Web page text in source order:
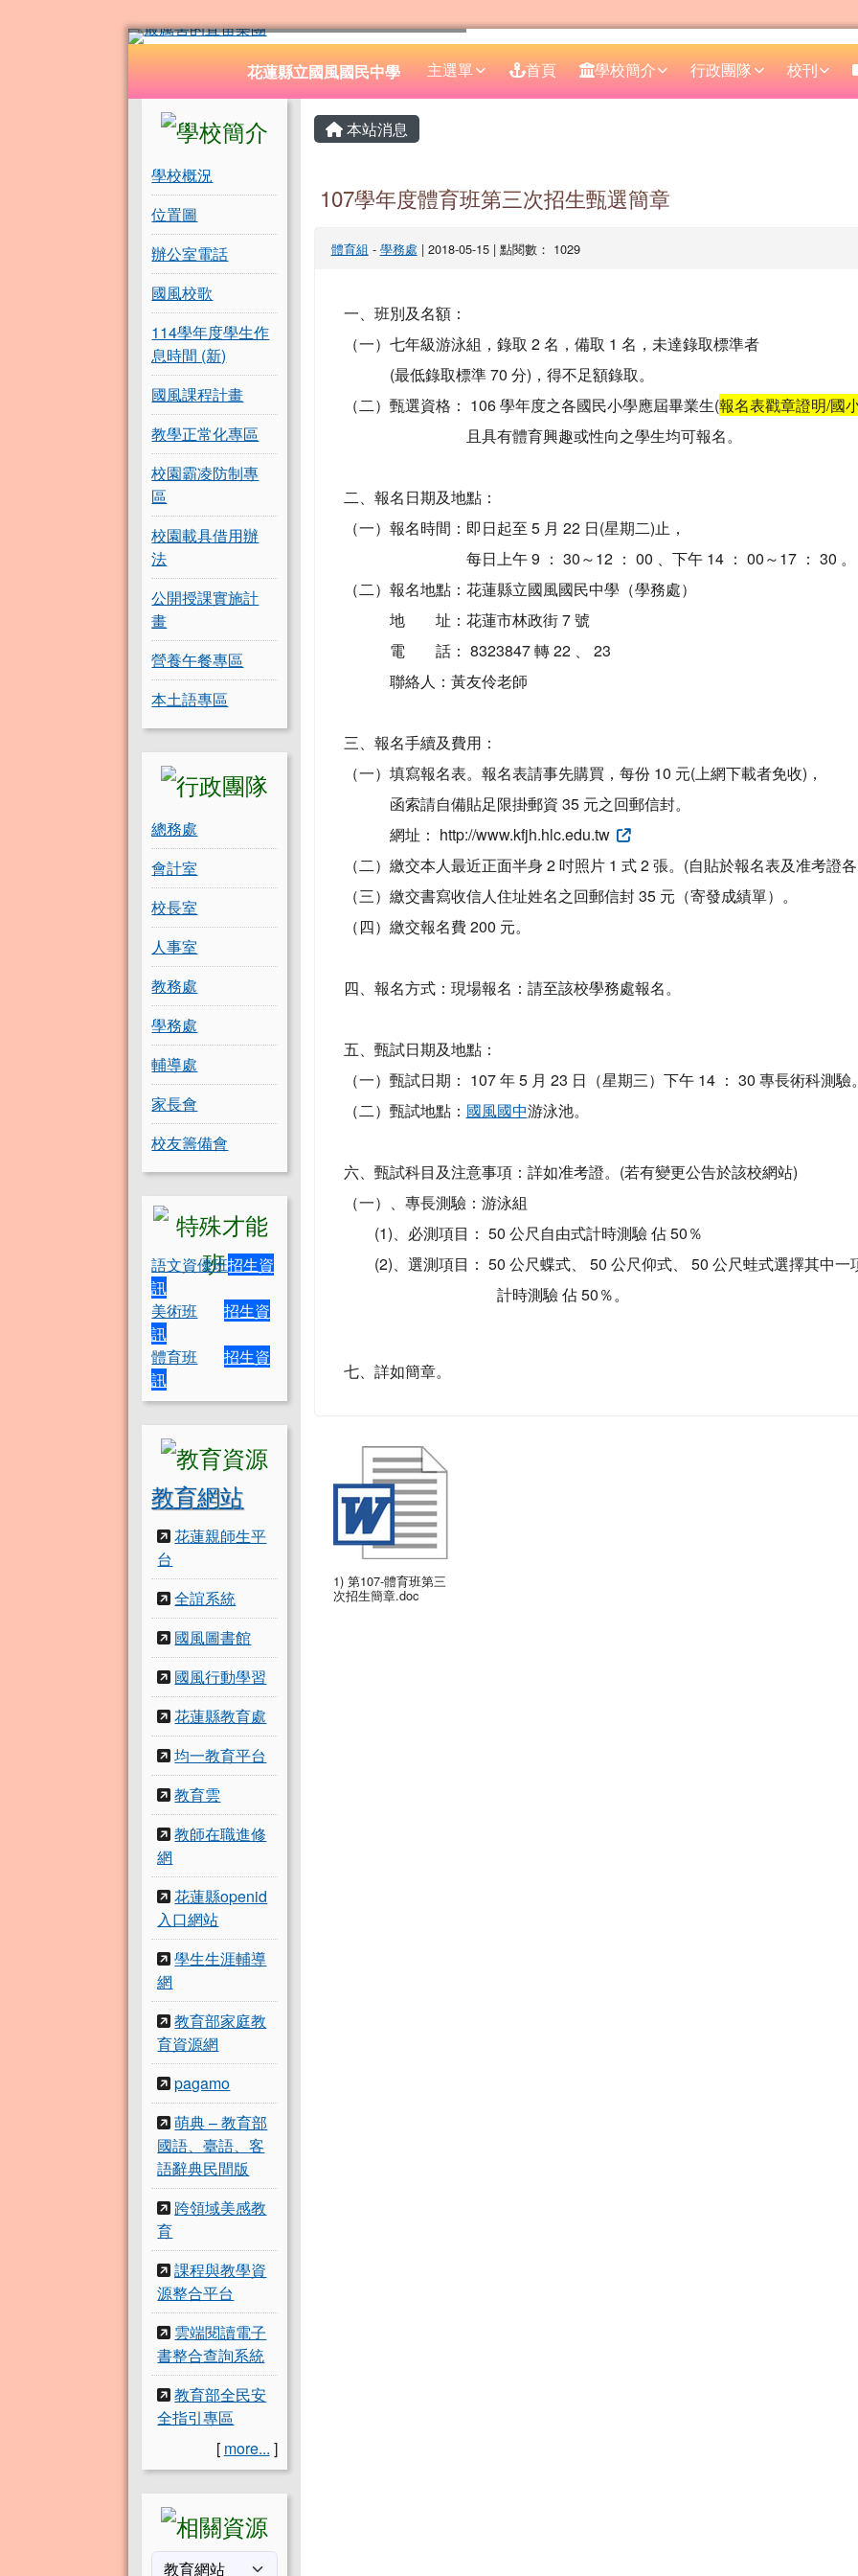
花蓮縣立國風國民中學
導覽列 花蓮縣立國風國民中學 主選單 首頁 學校簡介 行政團隊 校刊
左邊區域內容
學校概況
位置圖
辦公室電話
國風校歌
114學年度學生作
息時間 (新)
國風課程計畫
教學正常化專區
校園霸凌防制專
區
校園載具借用辦
法
公開授課實施計
畫
營養午餐專區
本土語專區
總務處
會計室
校長室
人事室
教務處
學務處
輔導處
家長會
校友籌備會
語文資優班招生資
訊
美術班
招生資
訊
體育班
招生資
訊
教育網站
花蓮親師生平
台
全誼系統
國風圖書館
國風行動學習
花蓮縣教育處
均一教育平台
教育雲
教師在職進修
網
花蓮縣openid
入口網站
學生生涯輔導
網
教育部家庭教
育資源網
pagamo
萌典 – 教育部
國語、臺語、客
語辭典民間版
跨領域美感教
育
課程與教學資
源整合平台
雲端閱讀電子
書整合查詢系統
教育部全民安
全指引專區
[ more... ]
主內容區域
本站消息
107學年度體育班第三次招生甄選簡章
體育組 - 學務處 | 2018-05-15 | 點閱數： 1029
一、班別及名額：
（一）七年級游泳組，錄取 2 名，備取 1 名，未達錄取標準者
(最低錄取標準 70 分)，得不足額錄取。
（二）甄選資格： 106 學年度之各國民小學應屆畢業生(報名表戳章證明/國
且具有體育興趣或性向之學生均可報名。
二、報名日期及地點：
（一）報名時間：即日起至 5 月 22 日(星期二)止，
每日上午 9 ： 30～12 ： 00 、下午 14 ： 00～17 ： 30 。
（二）報名地點：花蓮縣立國風國民中學（學務處）
地 址：花蓮市林政街 7 號
電 話： 8323847 轉 22 、 23
聯絡人：黃友伶老師
三、報名手續及費用：
（一）填寫報名表。報名表請事先購買，每份 10 元(上網下載者免收)，
函索請自備貼足限掛郵資 35 元之回郵信封。
網址： http://www.kfjh.hlc.edu.tw
（二）繳交本人最近正面半身 2 吋照片 1 式 2 張。(自貼於報名表及准考證
（三）繳交書寫收信人住址姓名之回郵信封 35 元（寄發成績單）。
（四）繳交報名費 200 元。
四、報名方式：現場報名：請至該校學務處報名。
五、甄試日期及地點：
（一）甄試日期： 107 年 5 月 23 日（星期三）下午 14 ： 30 專長術科測驗。
（二）甄試地點： 國風國中游泳池。
六、甄試科目及注意事項：詳如准考證。(若有變更公告於該校網站)
（一）、專長測驗：游泳組
(1)、必測項目： 50 公尺自由式計時測驗 佔 50％
(2)、選測項目： 50 公尺蝶式、 50 公尺仰式、 50 公尺蛙式選擇其中一
計時測驗 佔 50％。
七、詳如簡章。
1) 第107-體育班第三
次招生簡章.doc
頁尾區域